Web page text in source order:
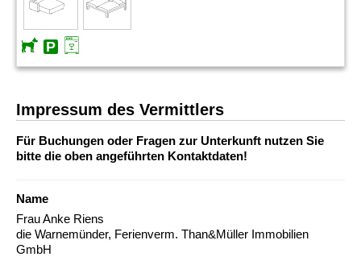
Impressum des Vermittlers
Für Buchungen oder Fragen zur Unterkunft nutzen Sie
bitte die oben angeführten Kontaktdaten!
Name
Frau Anke Riens
die Warnemünder, Ferienverm. Than&Müller Immobilien
GmbH